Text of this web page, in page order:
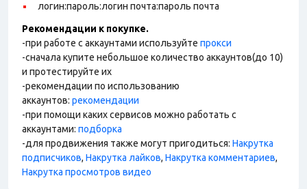
логин:пароль:логин почта:пароль почта
Рекомендации к покупке.
-при работе с аккаунтами используйте прокси
-сначала купите небольшое количество аккаунтов(до 10)
и протестируйте их
-рекомендации по использованию
аккаунтов: рекомендации
-при помощи каких сервисов можно работать с
аккаунтами: подборка
-для продвижения также могут пригодиться: Накрутка
подписчиков, Накрутка лайков, Накрутка комментариев,
Накрутка просмотров видео